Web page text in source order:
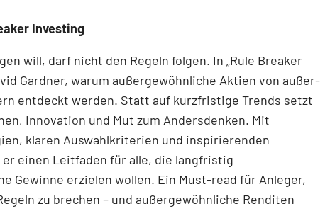
Investing
will, darf nicht den Regeln folgen. In „Rule Breaker
Gardner, warum außergewöhnliche Aktien von außer­
entdeckt werden. Statt auf kurzfristige Trends setzt
Innovation und Mut zum Andersdenken. Mit
klaren Auswahlkriterien und inspirierenden
einen Leit­faden für alle, die langfristig
Gewinne erzielen wollen. Ein Must-read für Anleger,
zu brechen – und außergewöhnliche Renditen